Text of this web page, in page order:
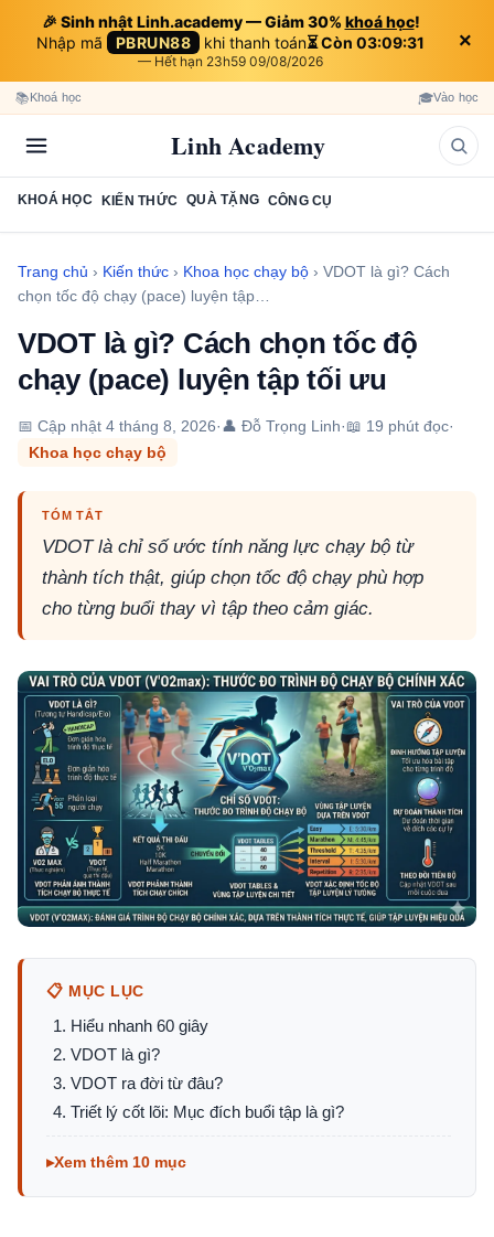
🎉 Sinh nhật Linh.academy — Giảm 30% khoá học!
Nhập mã
PBRUN88 khi thanh toán⏳ Còn 03:09:30
— Hết hạn 23h59 09/08/2026
×
📚Khoá học 🎓Vào học
Linh Academy
KHOÁ HỌC KIẾN THỨC QUÀ TẶNG CÔNG CỤ
Trang chủ › Kiến thức › Khoa học chạy bộ › VDOT là gì? Cách
chọn tốc độ chạy (pace) luyện tập…
VDOT là gì? Cách chọn tốc độ
chạy (pace) luyện tập tối ưu
📅 Cập nhật 4 tháng 8, 2026·👤 Đỗ Trọng Linh·📖 19 phút đọc·
Khoa học chạy bộ
TÓM TẮT
VDOT là chỉ số ước tính năng lực chạy bộ từ
thành tích thật, giúp chọn tốc độ chạy phù hợp
cho từng buổi thay vì tập theo cảm giác.
📋 MỤC LỤC
Hiểu nhanh 60 giây
VDOT là gì?
VDOT ra đời từ đâu?
Triết lý cốt lõi: Mục đích buổi tập là gì?
Xem thêm 10 mục